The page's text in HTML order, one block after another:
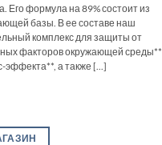
Его формула на 89% состоит из
базы. В ее составе наш
комплекс для защиты от
факторов окружающей среды**
эффекта**, а также [...]